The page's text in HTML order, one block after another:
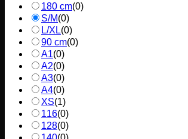
180 cm(0)
S/M(0)
L/XL(0)
90 cm(0)
A1(0)
A2(0)
A3(0)
A4(0)
XS(1)
116(0)
128(0)